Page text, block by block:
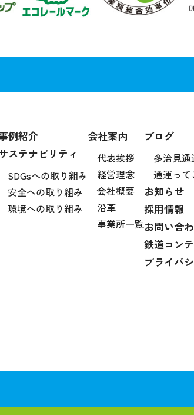
例紹介
ステナビリティ
SDGsへの取り組み
安全への取り組み
環境への取り組み
会社案内
代表挨拶
経営理念
会社概要
沿革
事業所一覧
ブログ
多治見通
通運って
お知らせ
採用情報
お問い合
鉄道コン
プライバ